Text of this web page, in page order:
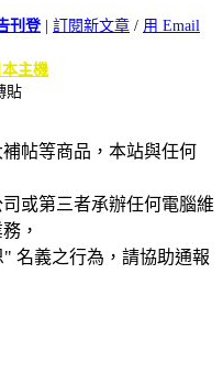
刊登| 訂閱新文章 / 用 Email
主機
貼
帖等商品，本站與任何
或第三者承辦任何電腦維
，
名義之行為，請協助通報